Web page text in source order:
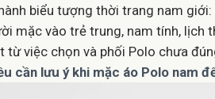
biểu tượng thời trang nam
mặc vào trẻ trung, nam tính,
từ việc chọn và phối Polo chưa
cần lưu ý khi mặc áo Polo nam